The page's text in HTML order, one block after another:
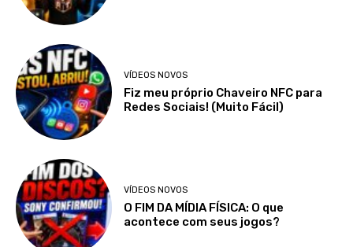
VÍDEOS NOVOS
Fiz meu próprio Chaveiro NFC para
Redes Sociais! (Muito Fácil)
VÍDEOS NOVOS
O FIM DA MÍDIA FÍSICA: O que
acontece com seus jogos?